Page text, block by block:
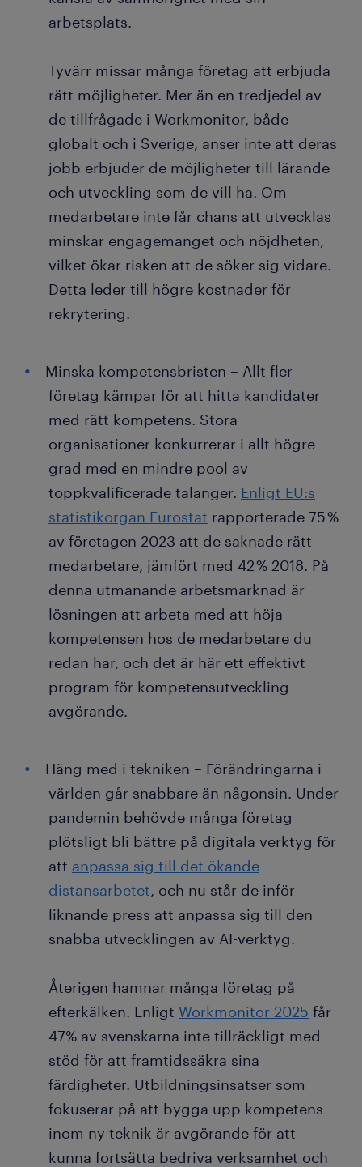
arbetsplats.
Tyvärr missar många företag att erbjuda
rätt möjligheter. Mer än en tredjedel av
de tillfrågade i Workmonitor, både
globalt och i Sverige, anser inte att deras
jobb erbjuder de möjligheter till lärande
och utveckling som de vill ha. Om
medarbetare inte får chans att utvecklas
minskar engagemanget och nöjdheten,
vilket ökar risken att de söker sig vidare.
Detta leder till högre kostnader för
rekrytering.
Minska kompetensbristen – Allt fler
företag kämpar för att hitta kandidater
med rätt kompetens. Stora
organisationer konkurrerar i allt högre
grad med en mindre pool av
toppkvalificerade talanger. Enligt EU:s
statistikorgan Eurostat rapporterade 75 %
av företagen 2023 att de saknade rätt
medarbetare, jämfört med 42 % 2018. På
denna utmanande arbetsmarknad är
lösningen att arbeta med att höja
kompetensen hos de medarbetare du
redan har, och det är här ett effektivt
program för kompetensutveckling
avgörande.
Häng med i tekniken – Förändringarna i
världen går snabbare än någonsin. Under
pandemin behövde många företag
plötsligt bli bättre på digitala verktyg för
att anpassa sig till det ökande
distansarbetet, och nu står de inför
liknande press att anpassa sig till den
snabba utvecklingen av AI-verktyg.
Återigen hamnar många företag på
efterkälken. Enligt Workmonitor 2025 får
47% av svenskarna inte tillräckligt med
stöd för att framtidssäkra sina
färdigheter. Utbildningsinsatser som
fokuserar på att bygga upp kompetens
inom ny teknik är avgörande för att
kunna fortsätta bedriva verksamhet och